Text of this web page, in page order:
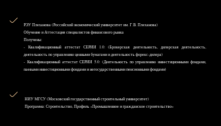
РЭУ Плеханова (Российский экономический университет им. Г.В. Плеханова)
Обучение и Аттестация специалистов финансового рынка
Получены:
- Квалификационный аттестат СЕРИИ 1.0: (Брокерская деятельность, дилерская деятельность,
деятельность по управлению ценными бумагами и деятельность форекс-дилера)
- Квалификационный аттестат СЕРИИ 5.0: (Деятельность по управлению инвестиционными фондами,
паевыми инвестиционными фондами и негосударственными пенсионными фондами)
НИУ MГСУ (Московский государственный строительный университет)
Программа: Строительство, Профиль «Промышленное и гражданское строительство»